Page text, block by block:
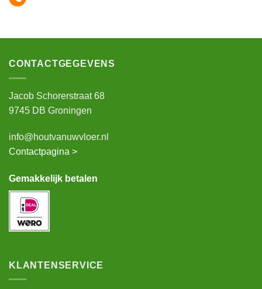
CONTACTGEGEVENS
Jacob Schorerstraat 68
9745 DB Groningen
info@houtvanuwvloer.nl
Contactpagina >
Gemakkelijk betalen
KLANTENSERVICE